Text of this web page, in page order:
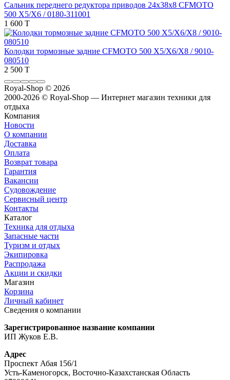
Сальник переднего редуктора приводов 24х38х8 CFMOTO
500 X5/X6 / 0180-311001
1 600 T
Колодки тормозные задние CFMOTO 500 X5/X6/X8 / 9010-
080510
2 500 T
Royal-Shop © 2026
2000-2026 © Royal-Shop — Интернет магазин техники для
отдыха
Компания
Новости
О компании
Доставка
Оплата
Возврат товара
Гарантия
Вакансии
Судовождение
Сервисный центр
Контакты
Каталог
Техника для отдыха
Запасные части
Туризм и отдых
Экипировка
Распродажа
Акции и скидки
Магазин
Корзина
Личный кабинет
Сведения о компании
Зарегистрированное название компании
ИП Жуков Е.В.
Адрес
Проспект Абая 156/1
Усть-Каменогорск, Восточно-Казахстанская Область